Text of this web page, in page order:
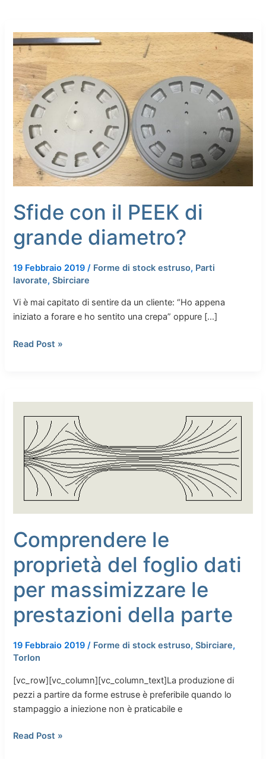
Sfide con il PEEK di
grande diametro?
19 Febbraio 2019/ Forme di stock estruso, Parti
lavorate,Sbirciare
Vi è mai capitato di sentire da un cliente: “Ho appena
iniziato a forare e ho sentito una crepa” oppure […]
con
PEEK
di
grande
diametro?
Read Post »
Comprendere le
proprietà del foglio dati
per massimizzare le
prestazioni della parte
19 Febbraio 2019/ Forme di stock estruso,Sbirciare,
Torlon
[vc_row][vc_column][vc_column_text]La produzione di
pezzi a partire da forme estruse è preferibile quando lo
stampaggio a iniezione non è praticabile e
proprietà
foglio
dati
massimizzare
della
Read Post »